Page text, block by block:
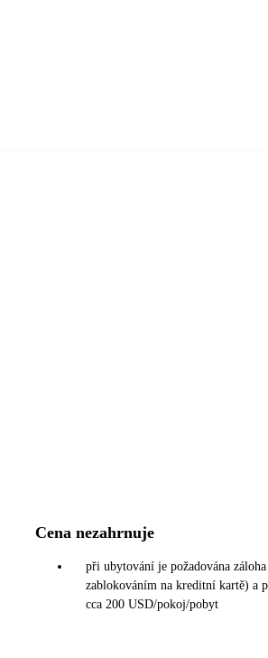
Cena nezahrnuje
při ubytování je požadována
zablokováním na kreditní kartě) a
cca 200 USD/pokoj/pobyt